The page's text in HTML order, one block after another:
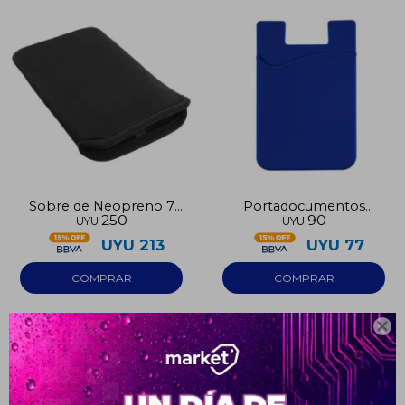

Sobre de Neopreno 7
pulgadas
UYU 250
UYU 213
Portadocumentos
adhesivo azul
UYU 90
UYU 77
¡Sumate a la forma más ágil de
comprar!